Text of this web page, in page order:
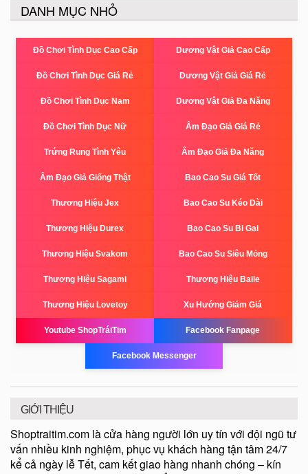
DANH MỤC NHỎ
Đồ Chơi Tình Dục Cao Cấp Dương Vật Giả Cao Cấp
Đồ Chơi Tình Dục Giá Rẻ Dương Vật Giả Giá Rẻ
Đồ Chơi Tình Dục Nam Dương Vật Giả Đa Năng
Đồ Chơi Tình Dục Nữ Âm Đạo Giả Giá Rẻ
Trứng Rung Tình Yêu Âm Đạo Giả Đa Năng
Âm Đạo Giả Giống Thật Bao Cao Su Giá Tốt
Thương Hiệu Jex Bao Cao Su Kéo Dài
Thương Hiệu Durex Bao Cao Su Bi Gai
Thương Hiệu Svakom Bao Cao Su Siêu Mỏng
Thương Hiệu Sagami Thương Hiệu Baile
Thương Hiệu Lovetoy Xu Hướng Giảm Giá
Youtube ShopTráiTim Facebook Fanpage
Facebook Messenger
GIỚI THIỆU
Shoptraitim.com là cửa hàng người lớn uy tín với đội ngũ tư
vấn nhiều kinh nghiệm, phục vụ khách hàng tận tâm 24/7
kể cả ngày lễ Tết, cam kết giao hàng nhanh chóng – kín